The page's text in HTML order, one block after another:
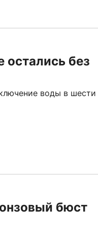
остались без
воды в шести
бюст